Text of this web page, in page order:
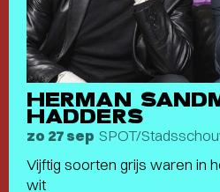
HERMAN
HADDERS
zo 27 sep SPOT/
Vijftig soorten grijs waren in
wit